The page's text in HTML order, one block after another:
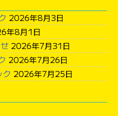
2026年8月3日
年8月1日
2026年7月31日
2026年7月26日
ク 2026年7月25日